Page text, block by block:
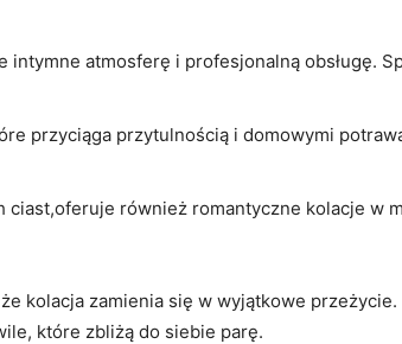
intymne atmosferę i profesjonalną obsługę.
przyciąga przytulnością i domowymi
ciast,oferuje również romantyczne kolacje w
kolacja zamienia się w wyjątkowe
które zbliżą do siebie parę.